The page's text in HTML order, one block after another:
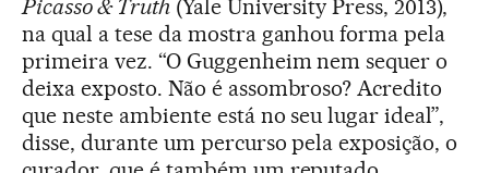
Picasso & Truth(Yale University Press, 2013),
na qual a tese da mostra ganhou forma pela
primeira vez. “O Guggenheim nem sequer o
deixa exposto. Não é assombroso? Acredito
que neste ambiente está no seu lugar ideal”,
disse, durante um percurso pela exposição, o